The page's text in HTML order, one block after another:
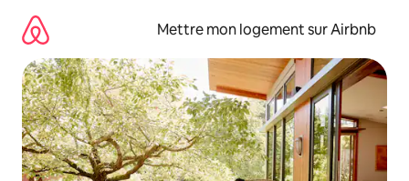
directement
contenu
Mettre mon logement sur Airbnb